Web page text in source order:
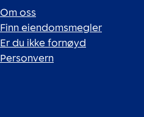
Om oss
Finn eiendomsmegler
Er du ikke fornøyd
Personvern